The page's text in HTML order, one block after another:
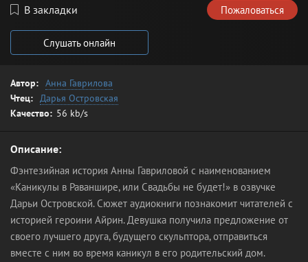
В закладки Пожаловаться
Слушать онлайн
Автор: Анна Гаврилова
Чтец: Дарья Островская
Качество: 56 kb/s
Описание:
Фэнтезийная история Анны Гавриловой с наименованием
«Каникулы в Раваншире, или Свадьбы не будет!» в озвучке
Дарьи Островской. Сюжет аудиокниги познакомит читателей с
историей героини Айрин. Девушка получила предложение от
своего лучшего друга, будущего скульптора, отправиться
вместе с ним во время каникул в его родительский дом.